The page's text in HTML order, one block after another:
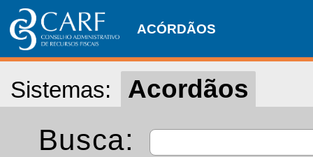
ACÓRDÃOS
Sistemas: Acordãos
Busca: